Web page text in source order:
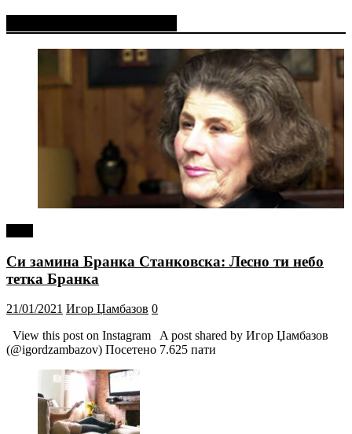
Си замина Бранка Станковска: Лесно ти небо
тетка Бранка
21/01/2021 Игор Џамбазов 0
View this post on Instagram A post shared by Игор Џамбазов
(@igordzambazov) Посетено 7.625 пати